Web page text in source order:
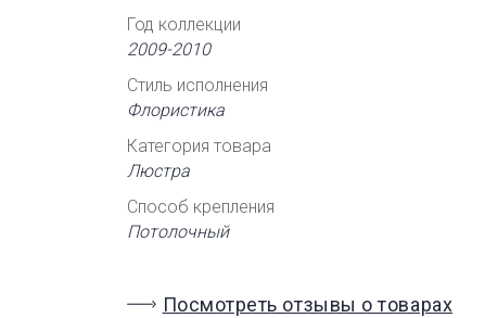
Год коллекции
2009-2010
Стиль исполнения
Флористика
Категория товара
Люстра
Способ крепления
Потолочный
Посмотреть отзывы о товарах